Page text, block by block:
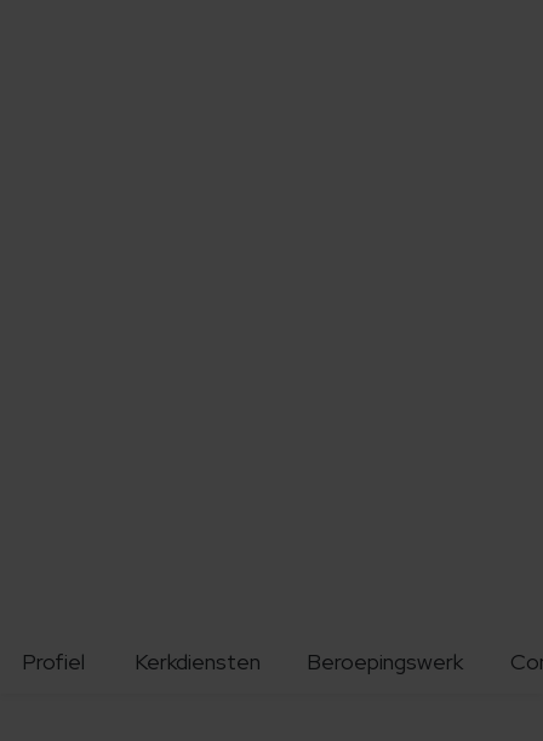
Profiel Kerkdiensten Beroepingswerk